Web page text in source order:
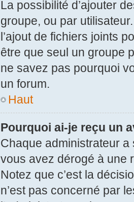
La possibilité d’ajouter
groupe, ou par
l’ajout de fichiers joints
être que seul un groupe
ne savez pas pourquoi
un forum.
Haut
Pourquoi ai-je reçu un
Chaque administrateur
vous avez dérogé à une
Notez que c’est la
n’est pas concerné par